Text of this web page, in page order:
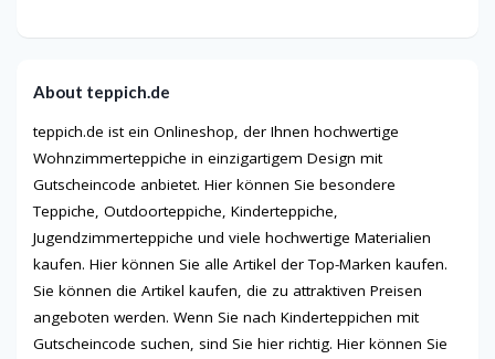
About teppich.de
teppich.de ist ein Onlineshop, der Ihnen hochwertige
Wohnzimmerteppiche in einzigartigem Design mit
Gutscheincode anbietet. Hier können Sie besondere
Teppiche, Outdoorteppiche, Kinderteppiche,
Jugendzimmerteppiche und viele hochwertige Materialien
kaufen. Hier können Sie alle Artikel der Top-Marken kaufen.
Sie können die Artikel kaufen, die zu attraktiven Preisen
angeboten werden. Wenn Sie nach Kinderteppichen mit
Gutscheincode suchen, sind Sie hier richtig. Hier können Sie